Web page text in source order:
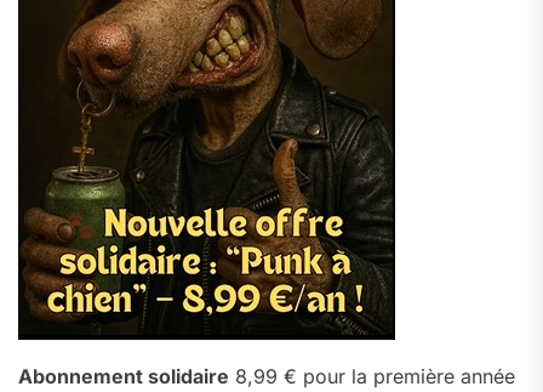
Abonnement solidaire 8,99 € pour la première année